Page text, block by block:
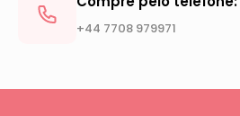
+44 7708 979971